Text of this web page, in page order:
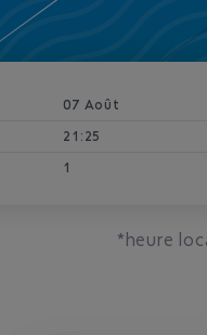
07 Août
21:25
1
*heure